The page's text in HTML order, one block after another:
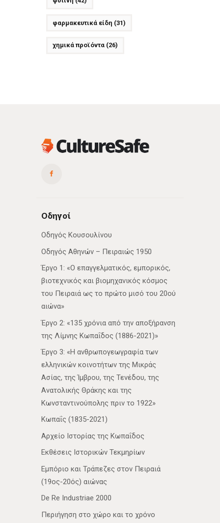
φαρμακευτικά είδη (31)
χημικά προϊόντα(26)
Οδηγοί
Οδηγός Κουσουλίνου
Οδηγός Αθηνών – Πειραιώς 1950
Έργο 1: «Ο επαγγελματικός, εμπορικός,
βιοτεχνικός και βιομηχανικός κόσμος
του Πειραιά ως το πρώτο μισό του 20ού
αιώνα»
Έργο 2: «135 χρόνια από την αποξήρανση
της Λίμνης Κωπαΐδος (1886-2021)»
Έργο 3: «Η ανθρωπογεωγραφία των
ελληνικών κοινοτήτων της Μικράς
Ασίας, της Ίμβρου, της Τενέδου, της
Ανατολικής Θράκης και της
Κωνσταντινούπολης πριν το 1922»
Κωπαΐς (1835-2021)
Αρχείο Ιστορίας της Κωπαΐδος
Εκθέσεις Ιστορικών Τεκμηρίων
Εμπόριο και Τράπεζες στον Πειραιά
(19ος-20ός) αιώνας
De Re Industriae 2000
Περιήγηση στο χώρο και το χρόνο